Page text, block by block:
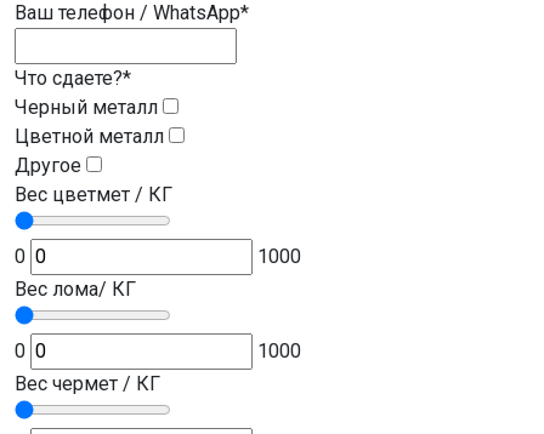
Ваш телефон / WhatsApp*
Что сдаете?*
Черный металл
Цветной металл
Другое
Вес цветмет / КГ
0
1000
Вес лома/ КГ
0
1000
Вес чермет / КГ